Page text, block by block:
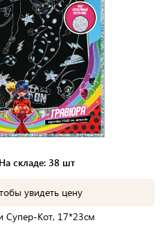
На складе: 38 шт
увидеть цену
Супер-Кот, 17*23см